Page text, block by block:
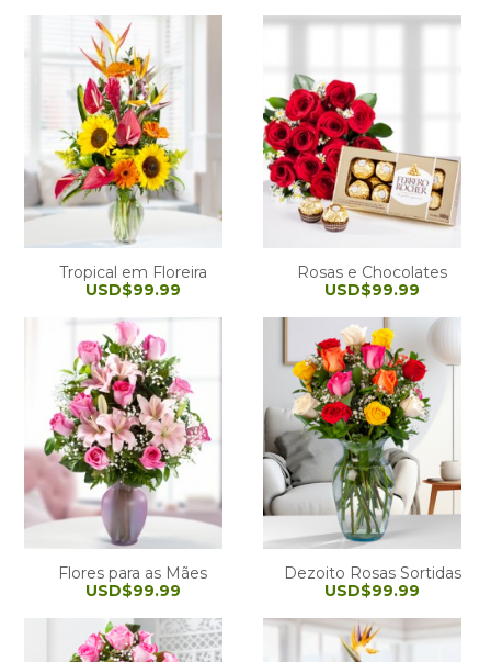
Tropical em Floreira
USD$99.99
Rosas e Chocolates
USD$99.99
Flores para as Mães
USD$99.99
Dezoito Rosas Sortidas
USD$99.99